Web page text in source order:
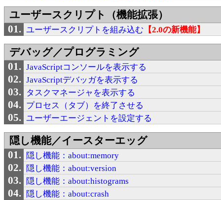
ユーザースクリプト（機能拡張）
ユーザースクリプトを組み込む 【2.0の新機能】
デバッグ／プログラミング
JavaScriptコンソールを表示する
JavaScriptデバッガを表示する
タスクマネージャを表示する
プロセス（タブ）を終了させる
ユーザーエージェントを設定する
隠し機能／イースターエッグ
隠し機能：about:memory
隠し機能：about:version
隠し機能：about:histograms
隠し機能：about:crash